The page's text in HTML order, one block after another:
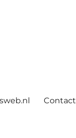
Contact